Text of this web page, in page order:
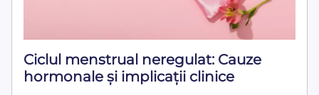
Ciclul menstrual neregulat: Cauze
hormonale și implicații clinice